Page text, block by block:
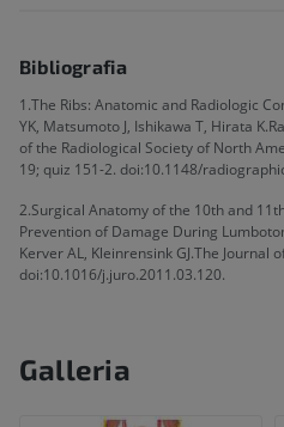
Bibliografia
1.The Ribs: Anatomic and Radiologic
YK, Matsumoto J, Ishikawa T, Hirata
of the Radiological Society of North
19; quiz 151-2. doi:10.1148/
2.Surgical Anatomy of the 10th and
Prevention of Damage During
Kerver AL, Kleinrensink GJ.The Journal
doi:10.1016/j.juro.2011.03.120.
Galleria